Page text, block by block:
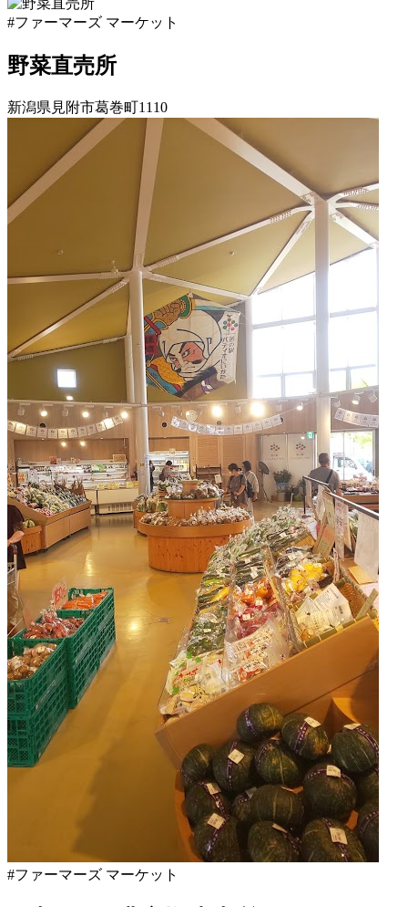
ー
ズ
ー
ッ
月
18
8
所
と
県
ァ
マ
ー
ト
月
2022
年
月
20
日
直
売
所
ね
っ
と
#ファーマーズ マーケット
野菜直売所
新潟県見附市葛巻町1110
潟
県
フ
ー
ー
ケ
ト
2022
年
8
月
18
日
2022
年
8
月
20
日
直
売
所
ね
っ
と
#ファーマーズ マーケット